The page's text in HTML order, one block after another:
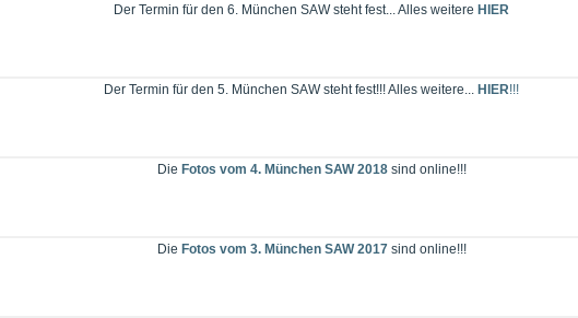
Der Termin für den 6. München SAW steht fest... Alles weitere HIER
Der Termin für den 5. München SAW steht fest!!! Alles weitere... HIER!!!
Die Fotos vom 4. München SAW 2018 sind online!!!
Die Fotos vom 3. München SAW 2017 sind online!!!